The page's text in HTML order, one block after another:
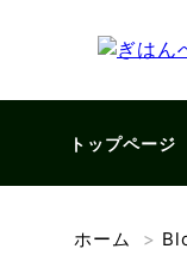
トップページ
ホーム >